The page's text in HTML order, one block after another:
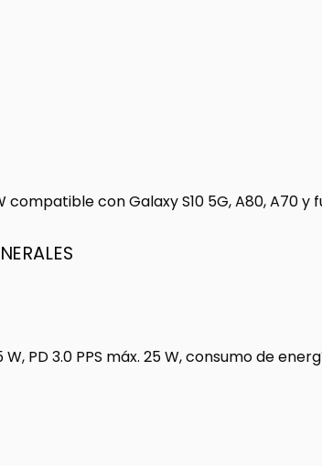
compatible con Galaxy S10 5G, A80, A70
PD 3.0 PPS máx. 25 W, consumo de